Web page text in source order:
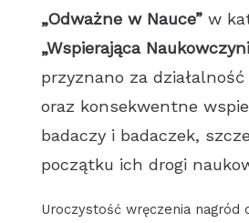
„Odważne w Nauce”w
„Wspierająca
przyznano za
oraz konsekwentne
badaczy i badaczek,
początku ich drogi
Uroczystość wręczenia nagród